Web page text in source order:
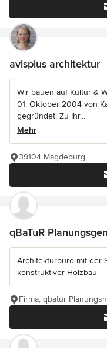
avisplus architektur
Wir bauen auf Kultur &
01. Oktober 2004 von
gegründet. Zu Ihr...
Mehr
39104 Magdeburg
qBaTuR
Architekturbüro mit der
konstruktiver Holzbau
Firma, qbatur